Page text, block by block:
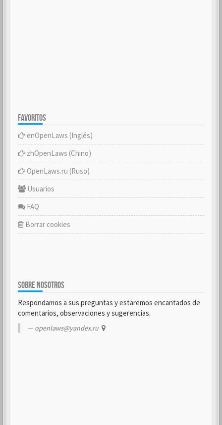
FAVORITOS
enOpenLaws (Inglés)
zhOpenLaws (Chino)
OpenLaws.ru (Ruso)
Usuarios
FAQ
Borrar cookies
SOBRE NOSOTROS
Respondamos a sus preguntas y estaremos encantados de
comentarios, observaciones y sugerencias.
openlaws@yandex.ru